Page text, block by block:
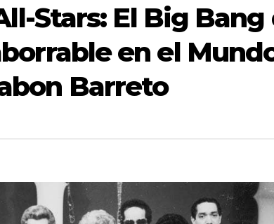
Stars: El Big Bang
en el
Barreto